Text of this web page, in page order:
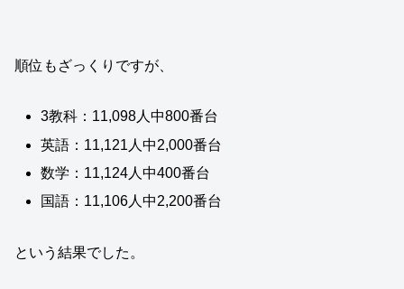
順位もざっくりですが、
3教科：11,098人中800番台
英語：11,121人中2,000番台
数学：11,124人中400番台
国語：11,106人中2,200番台
という結果でした。